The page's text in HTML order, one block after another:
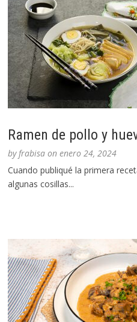
Ramen de pollo y
byfrabisa onenero 24, 2024
Cuando publiqué la primera
algunas cosillas...